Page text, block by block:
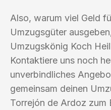
Also, warum viel Geld
Umzugsgüter
Umzugskönig Koch
Kontaktiere uns noch
unverbindliches
gemeinsam deinen
Torrejón de Ardoz zum